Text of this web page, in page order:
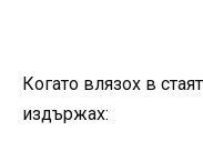
Когато влязох в
издържах: